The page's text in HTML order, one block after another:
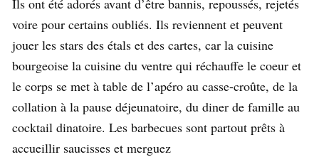
voire pour certains oubliés. Ils reviennent et peuvent
jouer les stars des étals et des cartes, car la cuisine
bourgeoise la cuisine du ventre qui réchauffe le coeur et
le corps se met à table de l’apéro au casse-croûte, de la
collation à la pause déjeunatoire, du diner de famille au
cocktail dinatoire. Les barbecues sont partout prêts à
accueillir saucisses et merguez